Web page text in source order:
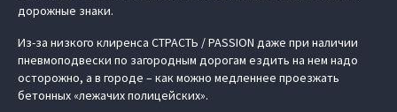
дорожные знаки.
Из-за низкого клиренса СТРАСТЬ / PASSION даже при наличии
пневмоподвески по загородным дорогам ездить на нем надо
осторожно, а в городе – как можно медленнее проезжать
бетонных «лежачих полицейских».